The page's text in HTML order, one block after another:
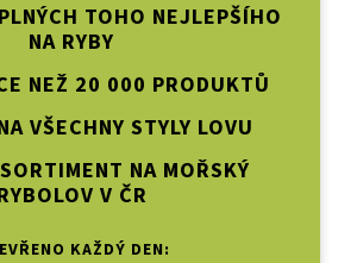
TOHO NEJLEPŠÍHO
NA RYBY
NEŽ 20 000 PRODUKTŮ
VŠECHNY STYLY LOVU
NA MOŘSKÝ
V ČR
KAŽDÝ DEN: